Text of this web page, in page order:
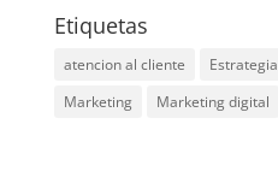
Etiquetas
atencion al cliente Estrategia
Marketing
Marketing digital